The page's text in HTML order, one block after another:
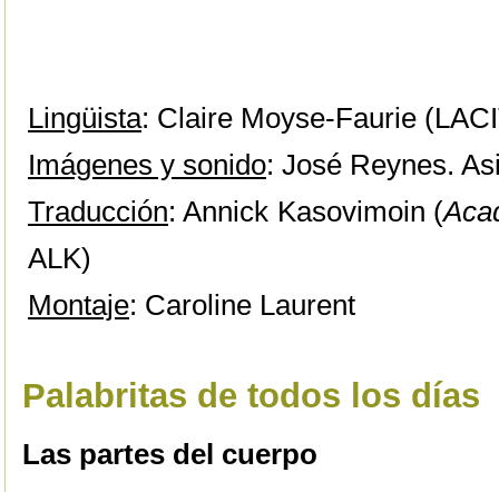
Lingüista: Claire Moyse-Faurie
Imágenes y sonido: José Reynes.
Traducción: Annick Kasovimoin (
ALK)
Montaje: Caroline Laurent
Palabritas de todos los días
Las partes del cuerpo